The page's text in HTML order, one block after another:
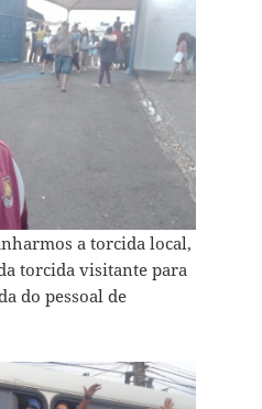
a torcida local,
torcida visitante para
do pessoal de